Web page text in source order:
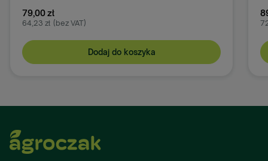
79,00 zł
64,23 zł (bez VAT)
Dodaj do koszyka